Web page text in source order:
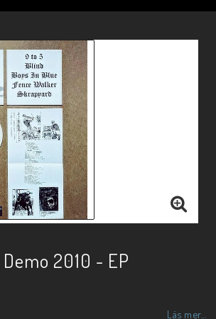
2010 - EP
Läs mer...